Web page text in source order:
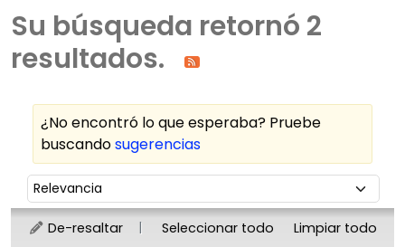
Su búsqueda retornó 2
resultados.
¿No encontró lo que esperaba? Pruebe
buscandosugerencias
Ordenar
Ordenar por:
De-resaltar Seleccionar todo
Limpiar todo